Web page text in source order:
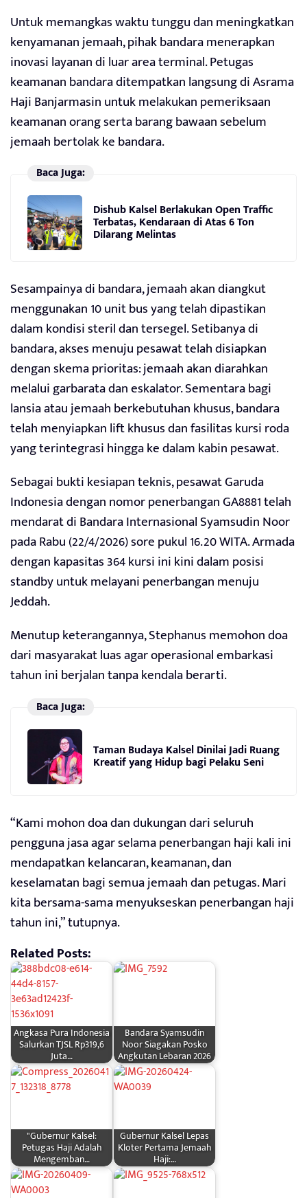
Untuk memangkas waktu tunggu dan meningkatkan
kenyamanan jemaah, pihak bandara menerapkan
inovasi layanan di luar area terminal. Petugas
keamanan bandara ditempatkan langsung di Asrama
Haji Banjarmasin untuk melakukan pemeriksaan
keamanan orang serta barang bawaan sebelum
jemaah bertolak ke bandara.
Baca Juga:
Dishub Kalsel Berlakukan Open Traffic
Terbatas, Kendaraan di Atas 6 Ton
Dilarang Melintas
Sesampainya di bandara, jemaah akan diangkut
menggunakan 10 unit bus yang telah dipastikan
dalam kondisi steril dan tersegel. Setibanya di
bandara, akses menuju pesawat telah disiapkan
dengan skema prioritas: jemaah akan diarahkan
melalui garbarata dan eskalator. Sementara bagi
lansia atau jemaah berkebutuhan khusus, bandara
telah menyiapkan lift khusus dan fasilitas kursi roda
yang terintegrasi hingga ke dalam kabin pesawat.
Sebagai bukti kesiapan teknis, pesawat Garuda
Indonesia dengan nomor penerbangan GA8881 telah
mendarat di Bandara Internasional Syamsudin Noor
pada Rabu (22/4/2026) sore pukul 16.20 WITA. Armada
dengan kapasitas 364 kursi ini kini dalam posisi
standby untuk melayani penerbangan menuju
Jeddah.
Menutup keterangannya, Stephanus memohon doa
dari masyarakat luas agar operasional embarkasi
tahun ini berjalan tanpa kendala berarti.
Baca Juga:
Taman Budaya Kalsel Dinilai Jadi Ruang
Kreatif yang Hidup bagi Pelaku Seni
“Kami mohon doa dan dukungan dari seluruh
pengguna jasa agar selama penerbangan haji kali ini
mendapatkan kelancaran, keamanan, dan
keselamatan bagi semua jemaah dan petugas. Mari
kita bersama-sama menyukseskan penerbangan haji
tahun ini,” tutupnya.
Related Posts:
Angkasa Pura Indonesia
Salurkan TJSL Rp319,6
Juta…
Bandara Syamsudin
Noor Siagakan Posko
Angkutan Lebaran 2026
"Gubernur Kalsel:
Petugas Haji Adalah
Mengemban…
Gubernur Kalsel Lepas
Kloter Pertama Jemaah
Haji:…